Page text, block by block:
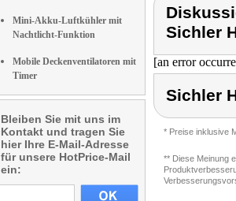
Mini-Akku-Luftkühler mit
Nachtlicht-Funktion
Mobile Deckenventilatoren mit
Timer
Bleiben Sie mit uns im
Kontakt und tragen Sie
hier Ihre E-Mail-Adresse
für unsere HotPrice-Mail
ein:
Sichler
[an error
Sichler
* Preise inklusive
** Diese Meinung